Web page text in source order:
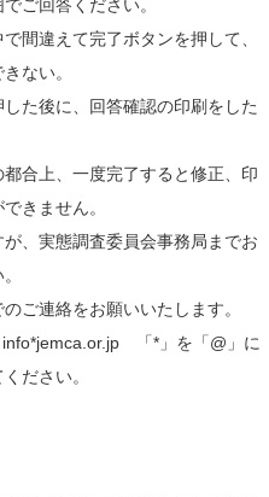
ご回答ください。
間違えて完了ボタンを押して、
ない。
た後に、回答確認の印刷をした
合上、一度完了すると修正、印
きません。
が、実態調査委員会事務局までお
のご連絡をお願いいたします。
info*jemca.or.jp 「*」を「@」に
ださい。